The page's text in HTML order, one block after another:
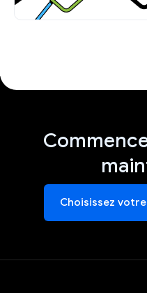
Choisissez